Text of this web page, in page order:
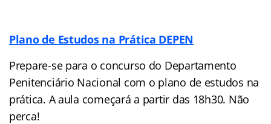
Plano de Estudos na Prática DEPEN
Prepare-se para o concurso do Departamento
Penitenciário Nacional com o plano de estudos na
prática. A aula começará a partir das 18h30. Não
perca!